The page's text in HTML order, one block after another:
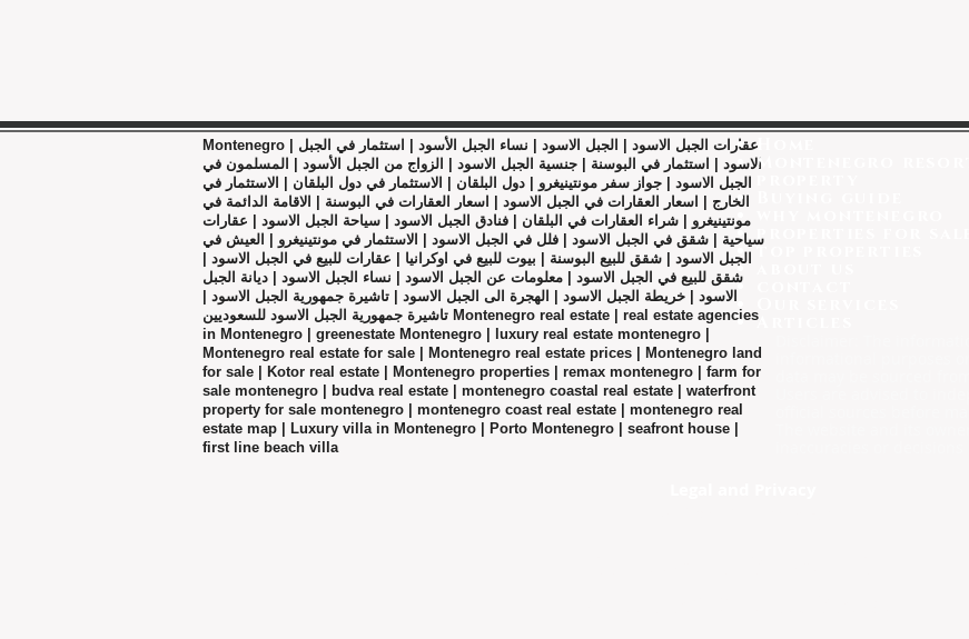
Montenegro | عقارات الجبل الاسود | الجبل الاسود | نساء الجبل الأسود | استثمار في الجبل
الاسود | استثمار في البوسنة | جنسية الجبل الاسود | الزواج من الجبل الأسود | المسلمون في
الجبل الاسود | جواز سفر مونتينيغرو | دول البلقان | الاستثمار في دول البلقان | الاستثمار في
الخارج | اسعار العقارات في الجبل الاسود | اسعار العقارات في البوسنة | الاقامة الدائمة في
مونتينيغرو | شراء العقارات في البلقان | فنادق الجبل الاسود | سياحة الجبل الاسود | عقارات
سياحية | شقق في الجبل الاسود | فلل في الجبل الاسود | الاستثمار في مونتينيغرو | العيش في
الجبل الاسود | شقق للبيع البوسنة | بيوت للبيع في اوكرانيا | عقارات للبيع في الجبل الاسود |
شقق للبيع في الجبل الاسود | معلومات عن الجبل الاسود | نساء الجبل الاسود | ديانة الجبل
الاسود | خريطة الجبل الاسود | الهجرة الى الجبل الاسود | تاشيرة جمهورية الجبل الاسود |
تاشيرة جمهورية الجبل الاسود للسعوديين Montenegro real estate | real estate agencies
in Montenegro | greenestate Montenegro | luxury real estate montenegro |
Montenegro real estate for sale | Montenegro real estate prices | Montenegro land
for sale | Kotor real estate | Montenegro properties | remax montenegro | farm for
sale montenegro | budva real estate | montenegro coastal real estate | waterfront
property for sale montenegro | montenegro coast real estate | montenegro real
estate map | Luxury villa in Montenegro | Porto Montenegro | seafront house |
first line beach villa
Home
Montenegro resort
properties for sale
top properties
Articles